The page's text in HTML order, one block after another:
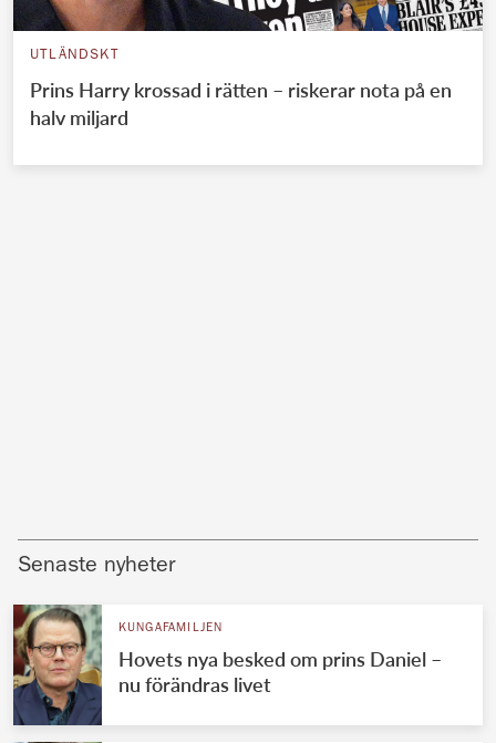
UTLÄNDSKT
Prins Harry krossad i rätten – riskerar nota på en
halv miljard
Senaste nyheter
KUNGAFAMILJEN
Hovets nya besked om prins Daniel –
nu förändras livet